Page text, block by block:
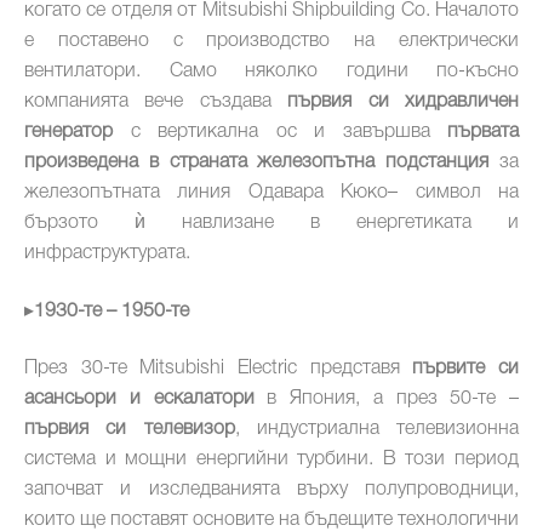
когато се отделя от Mitsubishi Shipbuilding Co. Началото
е поставено с производство на електрически
вентилатори. Само няколко години по-късно
компанията вече създавапървия си хидравличен
генераторс вертикална ос и завършва
първата
произведена в страната железопътна подстанция за
железопътната линия Одавара Кюко– символ на
бързото ѝ навлизане в енергетиката и
инфраструктурата.
▸1930-те – 1950-те
През 30-те Mitsubishi Electric представя
първите си
асансьори и ескалатори
в Япония, а през 50-те –
първия си телевизор, индустриална телевизионна
система и мощни енергийни турбини. В този период
започват и изследванията върху полупроводници,
които ще поставят основите на бъдещите технологични